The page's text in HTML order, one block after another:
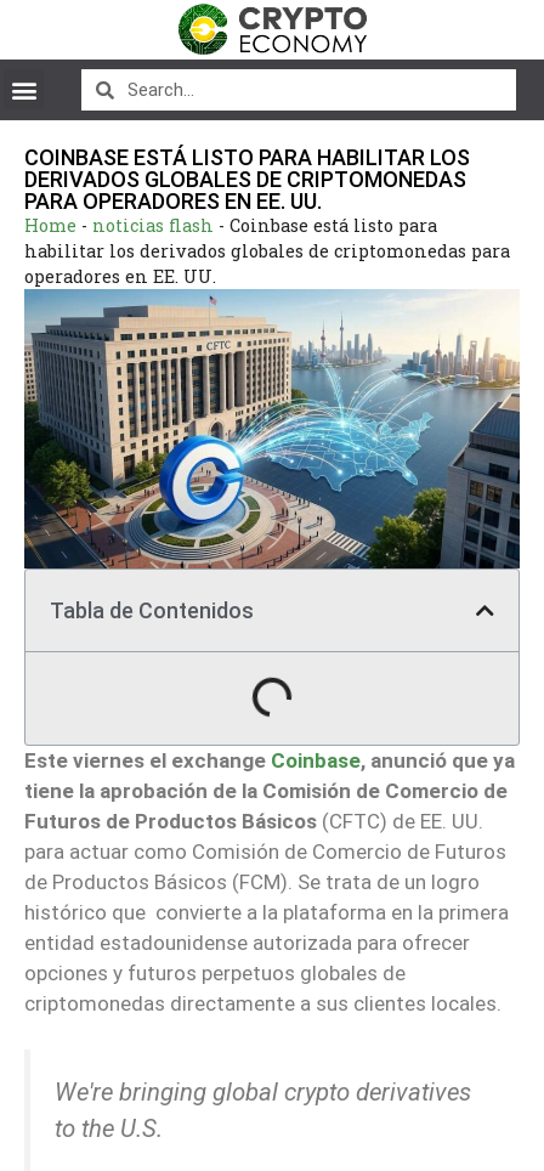
COINBASE ESTÁ LISTO PARA HABILITAR LOS
DERIVADOS GLOBALES DE CRIPTOMONEDAS
PARA OPERADORES EN EE. UU.
Home - noticias flash - Coinbase está listo para
habilitar los derivados globales de criptomonedas para
operadores en EE. UU.
Tabla de Contenidos
Este viernes el exchange Coinbase, anunció que ya
tiene la aprobación de la Comisión de Comercio de
Futuros de Productos Básicos (CFTC) de EE. UU.
para actuar como Comisión de Comercio de Futuros
de Productos Básicos (FCM). Se trata de un logro
histórico que convierte a la plataforma en la primera
entidad estadounidense autorizada para ofrecer
opciones y futuros perpetuos globales de
criptomonedas directamente a sus clientes locales.
We're bringing global crypto derivatives
to the U.S.